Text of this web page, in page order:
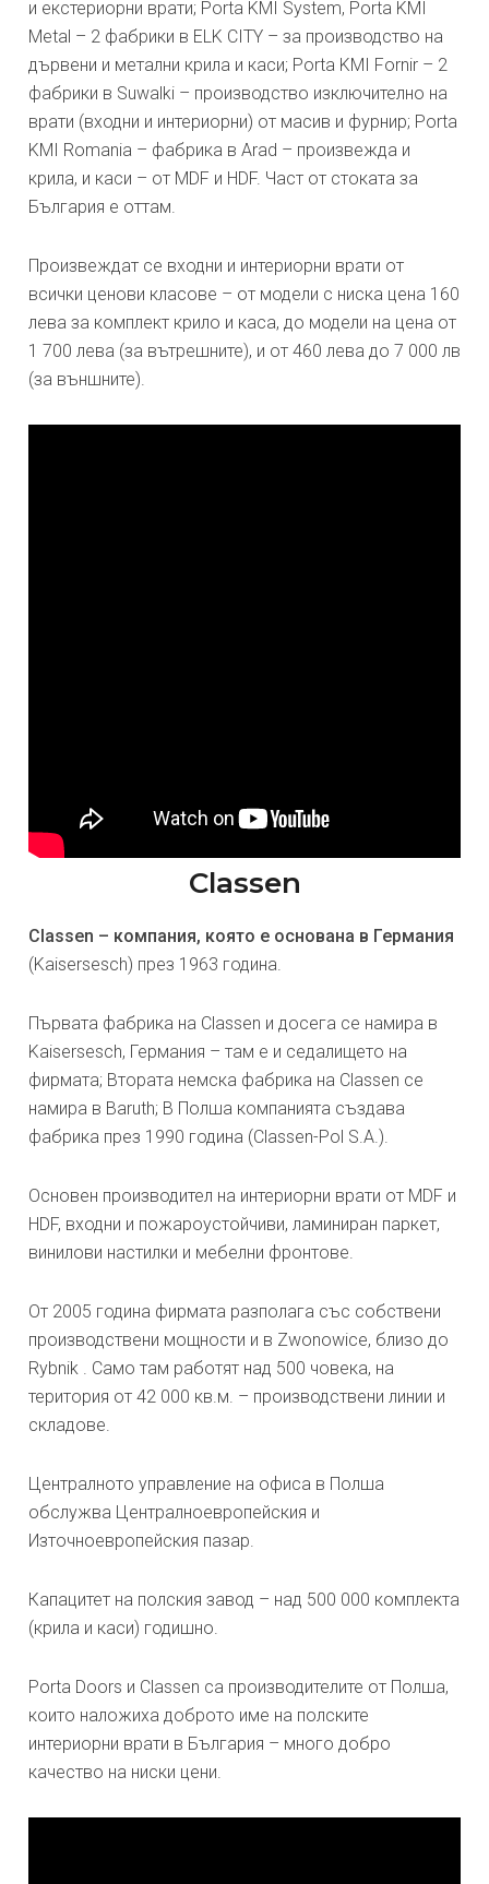
и екстериорни врати; Porta KMI System, Porta KMI
Metal – 2 фабрики в ELK CITY – за производство на
дървени и метални крила и каси; Porta KMI Fornir – 2
фабрики в Suwalki – производство изключително на
врати (входни и интериорни) от масив и фурнир; Porta
KMI Romania – фабрика в Arad – произвежда и
крила, и каси – от MDF и HDF. Част от стоката за
България е оттам.
Произвеждат се входни и интериорни врати от
всички ценови класове – от модели с ниска цена 160
лева за комплект крило и каса, до модели на цена от
1 700 лева (за вътрешните), и от 460 лева до 7 000 лв
(за външните).
Classen
Classen – компания, която е основана в Германия
(Kaisersesch) през 1963 година.
Първата фабрика на Classen и досега се намира в
Kaisersesch, Германия – там е и седалището на
фирмата; Втората немска фабрика на Classen се
намира в Baruth; В Полша компанията създава
фабрика през 1990 година (Classen-Pol S.A.).
Основен производител на интериорни врати от MDF и
HDF, входни и пожароустойчиви, ламиниран паркет,
винилови настилки и мебелни фронтове.
От 2005 година фирмата разполага със собствени
производствени мощности и в Zwonowice, близо до
Rybnik . Само там работят над 500 човека, на
територия от 42 000 кв.м. – производствени линии и
складове.
Централното управление на офиса в Полша
обслужва Централноевропейския и
Източноевропейския пазар.
Капацитет на полския завод – над 500 000 комплекта
(крила и каси) годишно.
Porta Doors и Classen са производителите от Полша,
които наложиха доброто име на полските
интериорни врати в България – много добро
качество на ниски цени.